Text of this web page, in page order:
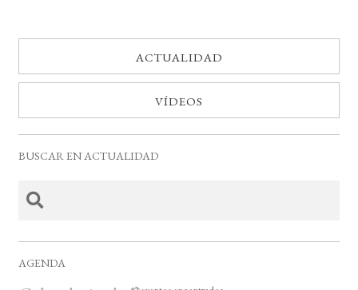
ACTUALIDAD
VÍDEOS
BUSCAR EN ACTUALIDAD
AGENDA